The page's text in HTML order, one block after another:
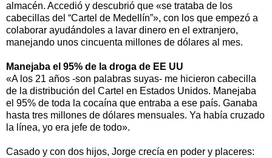
almacén. Accedió y descubrió que «se trataba de los
cabecillas del “Cartel de Medellín”», con los que empezó a
colaborar ayudándoles a lavar dinero en el extranjero,
manejando unos cincuenta millones de dólares al mes.
Manejaba el 95% de la droga de EE UU
«A los 21 años -son palabras suyas- me hicieron cabecilla
de la distribución del Cartel en Estados Unidos. Manejaba
el 95% de toda la cocaína que entraba a ese país. Ganaba
hasta tres millones de dólares mensuales. Ya había cruzado
la línea, yo era jefe de todo».
Casado y con dos hijos, Jorge crecía en poder y placeres: